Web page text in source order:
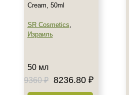
Cream, 50ml
SR Cosmetics,
Израиль
50 мл
9360 ₽ 8236.80 ₽